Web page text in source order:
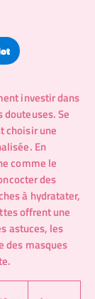
investir dans
Se
choisir une
En
comme le
des
à hydratater,
offrent une
astuces, les
des masques